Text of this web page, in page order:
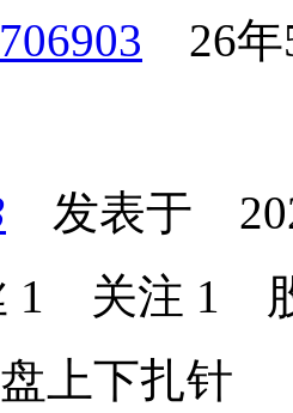
26年
发表于
1 关注 1
上下扎针